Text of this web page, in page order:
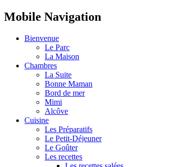
Mobile Navigation
Bienvenue
Le Parc
La Maison
Chambres
La Suite
Bonne Maman
Bord de mer
Mimi
Alcôve
Cuisine
Les Préparatifs
Le Petit-Déjeuner
Le Goûter
Les recettes